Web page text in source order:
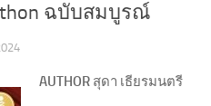
ฉบับสมบูรณ์
AUTHOR สุดา เธียรมนตรี